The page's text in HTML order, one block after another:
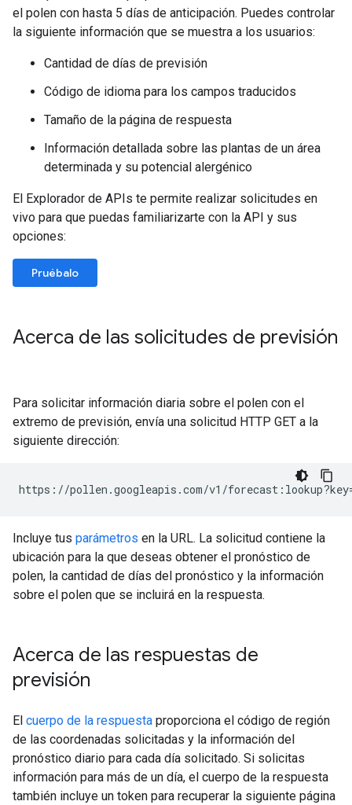
el polen con hasta 5 días de anticipación. Puedes controlar
la siguiente información que se muestra a los usuarios:
Cantidad de días de previsión
Código de idioma para los campos traducidos
Tamaño de la página de respuesta
Información detallada sobre las plantas de un área
determinada y su potencial alergénico
El Explorador de APIs te permite realizar solicitudes en
vivo para que puedas familiarizarte con la API y sus
opciones:
Pruébalo
Acerca de las solicitudes de previsión
Para solicitar información diaria sobre el polen con el
extremo de previsión, envía una solicitud HTTP GET a la
siguiente dirección:
https://pollen.googleapis.com/v1/
Incluye tus parámetros en la URL. La solicitud contiene la
ubicación para la que deseas obtener el pronóstico de
polen, la cantidad de días del pronóstico y la información
sobre el polen que se incluirá en la respuesta.
Acerca de las respuestas de
previsión
El cuerpo de la respuesta proporciona el código de región
de las coordenadas solicitadas y la información del
pronóstico diario para cada día solicitado. Si solicitas
información para más de un día, el cuerpo de la respuesta
también incluye un token para recuperar la siguiente página